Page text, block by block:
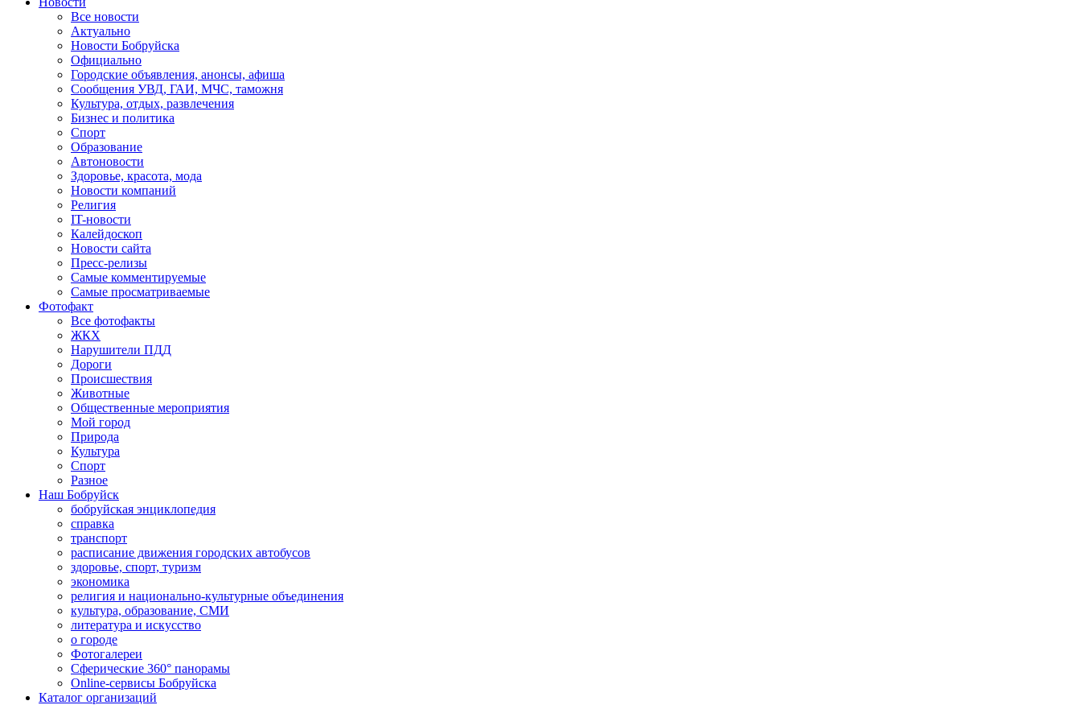
Все новости
Актуально
Новости Бобруйска
Официально
Городские объявления, анонсы, афиша
Сообщения УВД, ГАИ, МЧС, таможня
Культура, отдых, развлечения
Бизнес и политика
Спорт
Образование
Автоновости
Здоровье, красота, мода
Новости компаний
Религия
IT-новости
Калейдоскоп
Новости сайта
Пресс-релизы
Самые комментируемые
Самые просматриваемые
Фотофакт
Все фотофакты
ЖКХ
Нарушители ПДД
Дороги
Происшествия
Животные
Общественные мероприятия
Мой город
Природа
Культура
Спорт
Разное
Наш Бобруйск
бобруйская энциклопедия
справка
транспорт
расписание движения городских автобусов
здоровье, спорт, туризм
экономика
религия и национально-культурные объединения
культура, образование, СМИ
литература и искусство
о городе
Фотогалереи
Сферические 360° панорамы
Online-сервисы Бобруйска
Каталог организаций